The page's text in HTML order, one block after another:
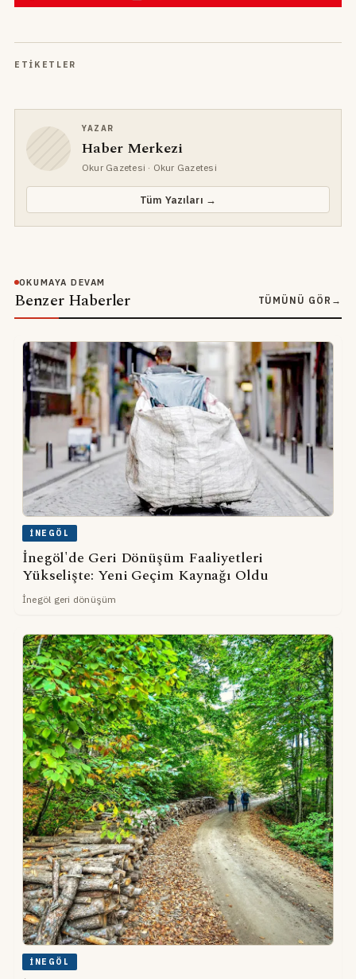
ETIKETLER
YAZAR
Haber Merkezi
Okur Gazetesi · Okur Gazetesi
Tüm Yazıları →
OKUMAYA DEVAM
Benzer Haberler TÜMÜNÜ GÖR →
İNEGÖL
İnegöl'de Geri Dönüşüm Faaliyetleri
Yükselişte: Yeni Geçim Kaynağı Oldu
İnegöl geri dönüşüm
İNEGÖL